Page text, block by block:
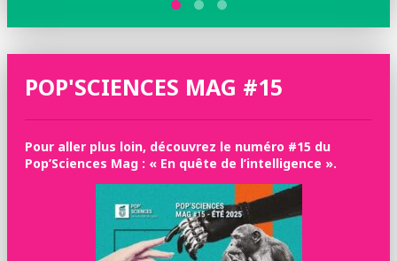
POP'SCIENCES MAG #15
Pour aller plus loin, découvrez le numéro #15 du
Pop’Sciences Mag : « En quête de l’intelligence ».